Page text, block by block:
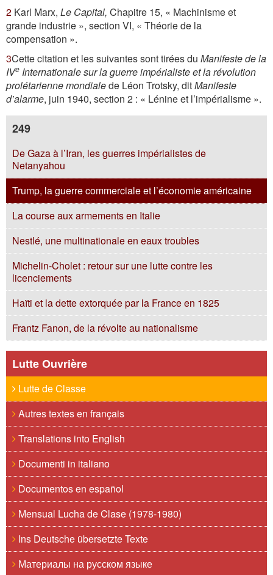
2 Karl Marx, Le Capital, Chapitre 15, « Machinisme et
grande industrie », section VI, « Théorie de la
compensation ».
3Cette citation et les suivantes sont tirées du Manifeste de la
IVe Internationale sur la guerre impérialiste et la révolution
prolétarienne mondialede Léon Trotsky, ditManifeste
d’alarme, juin 1940, section 2 : « Lénine et l’impérialisme ».
249
De Gaza à l’Iran, les guerres impérialistes de
Netanyahou
Trump, la guerre commerciale et l’économie américaine
La course aux armements en Italie
Nestlé, une multinationale en eaux troubles
Michelin-Cholet : retour sur une lutte contre les
licenciements
Haïti et la dette extorquée par la France en 1825
Frantz Fanon, de la révolte au nationalisme
Lutte Ouvrière
Lutte de Classe
Autres textes en français
Translations into English
Documenti in italiano
Documentos en español
Mensual Lucha de Clase (1978-1980)
Ins Deutsche übersetzte Texte
Материалы на русском языке